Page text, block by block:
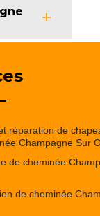
réparation de
Champagne Sur
de cheminée
de cheminée